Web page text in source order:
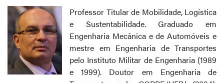
Professor Titular de Mobilidade, Logística
e Sustentabilidade. Graduado em
Engenharia Mecânica e de Automóveis e
mestre em Engenharia de Transportes
pelo Instituto Militar de Engenharia (1989
e 1999). Doutor em Engenharia de